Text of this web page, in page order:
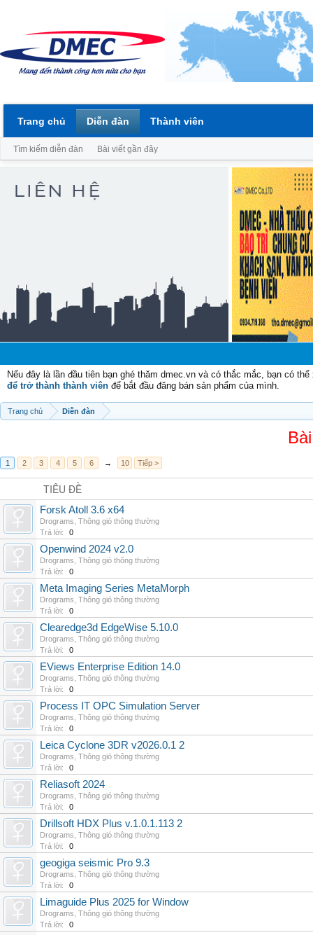
Nếu đây là lần đầu tiên bạn ghé thăm dmec.vn và có thắc mắc, bạn có
để trở thành thành viên để bắt đầu đăng bán sản phẩm của mình.
Trang chủ Diễn đàn
1 2 3 4 5 6 → 10 Tiếp >
TIÊU ĐỀ
Forsk Atoll 3.6 x64
Drograms Thông gió thông thường
Trả lời:
0
Openwind 2024 v2.0
Drograms Thông gió thông thường
Trả lời:
0
Meta Imaging Series MetaMorph
Drograms Thông gió thông thường
Trả lời:
0
Clearedge3d EdgeWise 5.10.0
Drograms Thông gió thông thường
Trả lời:
0
EViews Enterprise Edition 14.0
Drograms Thông gió thông thường
Trả lời:
0
Process IT OPC Simulation Server
Drograms Thông gió thông thường
Trả lời:
0
Leica Cyclone 3DR v2026.0.1 2
Drograms Thông gió thông thường
Trả lời:
0
Reliasoft 2024
Drograms Thông gió thông thường
Trả lời:
0
Drillsoft HDX Plus v.1.0.1.113 2
Drograms Thông gió thông thường
Trả lời:
0
geogiga seismic Pro 9.3
Drograms Thông gió thông thường
Trả lời:
0
Limaguide Plus 2025 for Window
Drograms Thông gió thông thường
Trả lời:
0
Trang chủ Diễn đàn
Tìm kiếm diễn đàn Bài viết gần đây
Thành viên